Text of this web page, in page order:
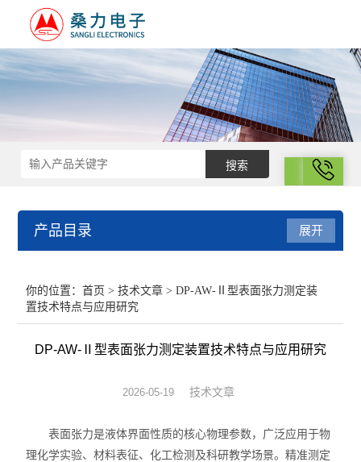
拨号
产品目录
电化学
表面性质与胶体化学部分
仪器仪表
展开
你的位置：首页 >技术文章 > DP‑AW‑Ⅱ型表面张力测定装
置技术特点与应用研究
DP‑AW‑Ⅱ型表面张力测定装置技术特点与应用研究
2026-05-19 技术文章
表面张力是液体界面性质的核心物理参数，广泛应用于物
理化学实验、材料表征、化工检测及科研教学场景。精准测定